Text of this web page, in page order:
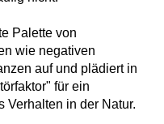
Palette von
wie negativen
auf und plädiert in
für ein
Verhalten in der Natur.